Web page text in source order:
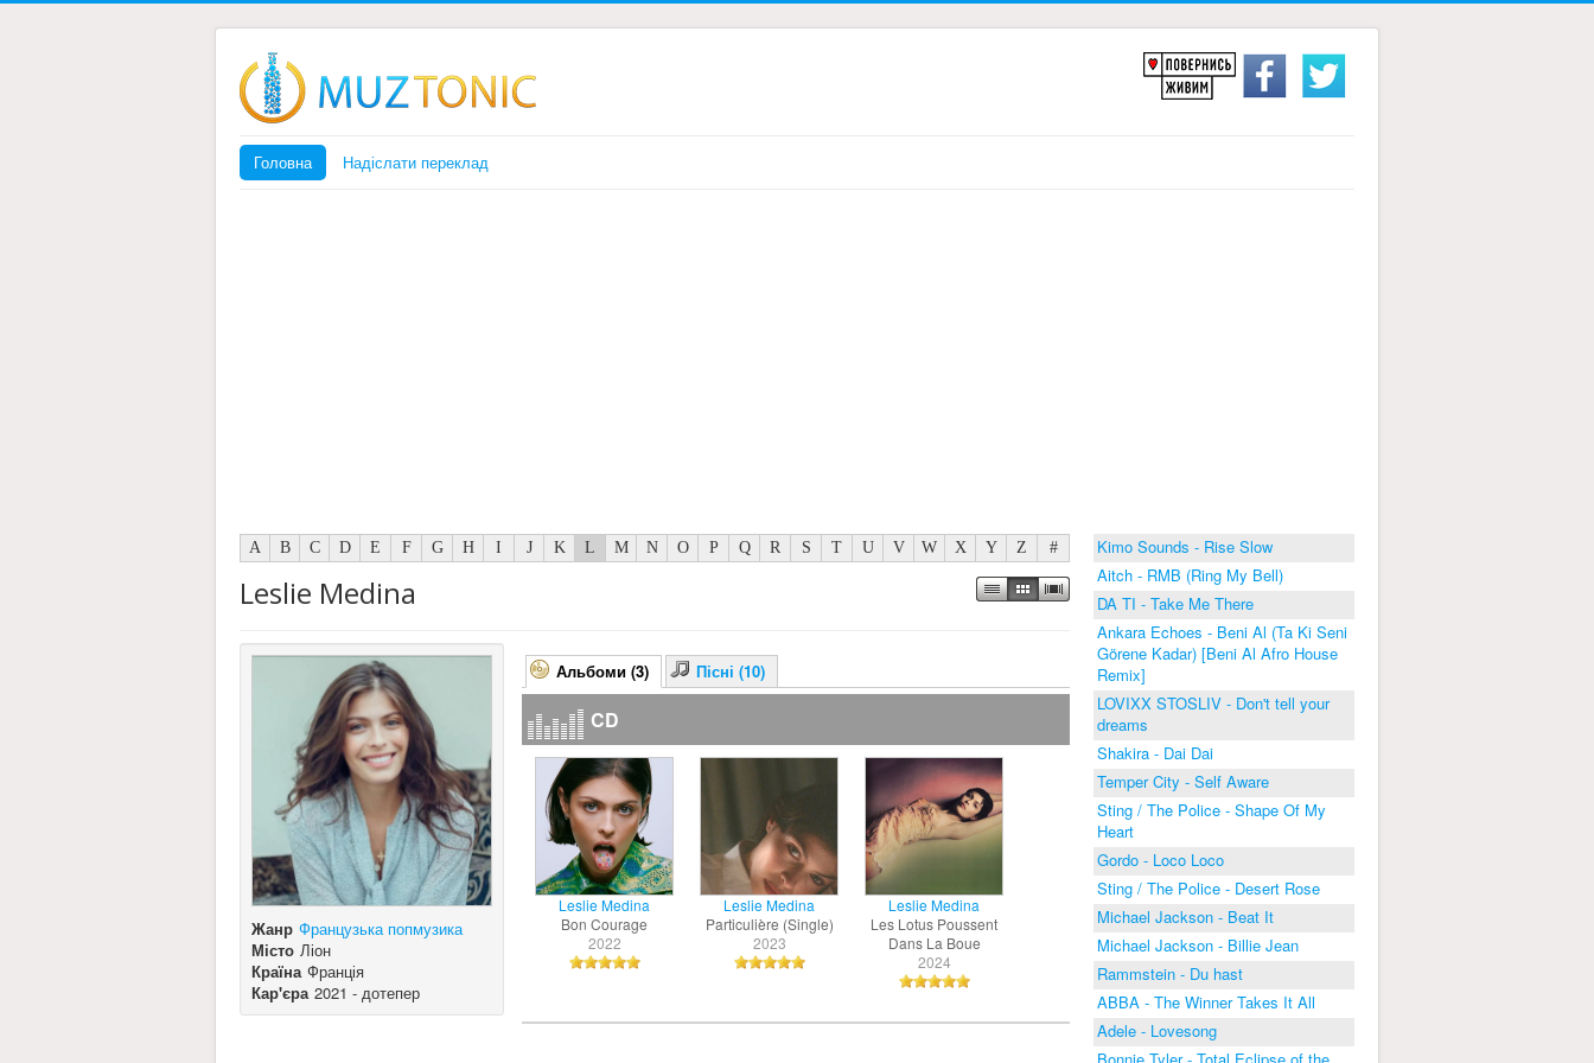
Головна Надіслати переклад
A B C D E F G H I J K L M N O P Q R S T U V W X Y Z #
Leslie Medina
Жанр Французька попмузика
Місто Ліон
Країна Франція
Кар'єра 2021 - дотепер
Альбоми (3) Пісні (10)
CD
Leslie Medina
Bon Courage
2022
Leslie Medina
Particulière (Single)
2023
Leslie Medina
Les Lotus Poussent
Dans La Boue
2024
Kimo Sounds - Rise Slow
Aitch - RMB (Ring My Bell)
DA TI - Take Me There
Ankara Echoes - Beni Al (Ta Ki Seni
Görene Kadar) [Beni Al Afro House
Remix]
LOVIXX STOSLIV - Don't tell your
dreams
Shakira - Dai Dai
Temper City - Self Aware
Sting / The Police - Shape Of My
Heart
Gordo - Loco Loco
Sting / The Police - Desert Rose
Michael Jackson - Beat It
Michael Jackson - Billie Jean
Rammstein - Du hast
ABBA - The Winner Takes It All
Adele - Lovesong